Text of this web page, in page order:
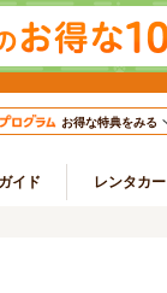
お得な特典をみる
イド レンタカー